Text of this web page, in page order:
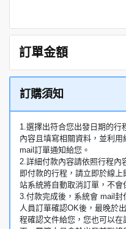
訂單金額
訂購須知
1.選擇出符合您出發日期的行
內容且填寫相關資料，並利
mail訂單通知給您。
2.詳細付款內容請依照行程內
即付款的行程，請立即於線
站系統將自動取消訂單，不會
3.付款完成後，系統會 mail
人員訂單確認OK後，最晚於
程確認文件給您，您也可以